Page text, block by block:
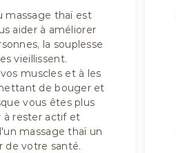
massage thaï est
aider à améliorer
la souplesse
vieillissent.
muscles et à les
de bouger et
vous êtes plus
à rester actif et
massage thaï un
de votre santé.